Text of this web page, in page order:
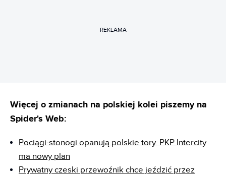
REKLAMA
Więcej o zmianach na polskiej kolei piszemy na
Spider's Web:
Pociągi-stonogi opanują polskie tory. PKP Intercity
ma nowy plan
Prywatny czeski przewoźnik chce jeździć przez